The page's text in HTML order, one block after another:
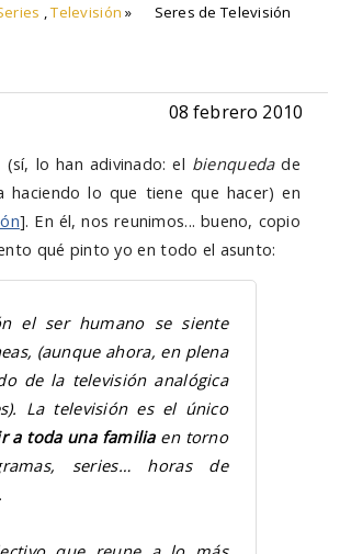
,Televisión » Seres de Televisión
08 febrero 2010
lo han adivinado: el bienquedade
lo que tiene que hacer) en
]. En él, nos reunimos... bueno, copio
qué pinto yo en todo el asunto:
el ser humano se siente
(aunque ahora, en plena
de la televisión analógica
La televisión es el único
a toda una familiaen torno
series… horas de